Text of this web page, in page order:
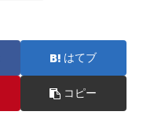
はてブ
コピー